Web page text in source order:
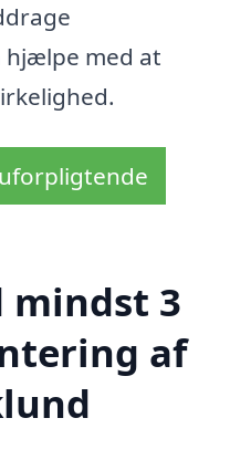
hjælpe med at
3
af